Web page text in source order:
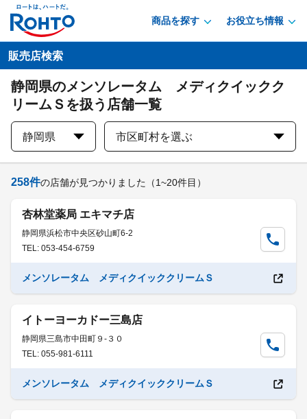
商品を探す お役立ち情報
販売店検索
静岡県のメンソレータム メディクイックク
リームＳを扱う店舗一覧
静岡県 市区町村を選ぶ
258件の店舗が見つかりました （1~20件目）
杏林堂薬局 エキマチ店
静岡県浜松市中央区砂山町6-2
TEL: 053-454-6759
メンソレータム メディクイッククリームＳ
イトーヨーカドー三島店
静岡県三島市中田町９-３０
TEL: 055-981-6111
メンソレータム メディクイッククリームＳ